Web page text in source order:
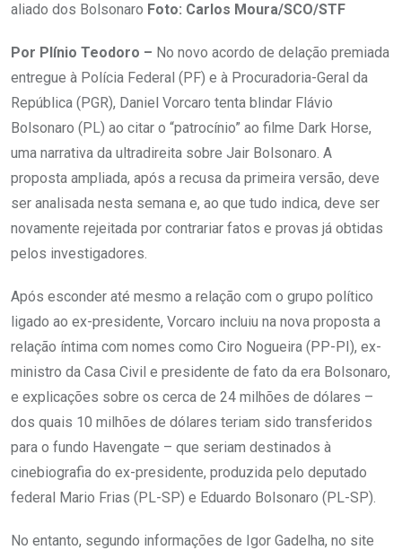
aliado dos Bolsonaro Foto: Carlos Moura/SCO/STF
Por Plínio Teodoro – No novo acordo de delação premiada
entregue à Polícia Federal (PF) e à Procuradoria-Geral da
República (PGR), Daniel Vorcaro tenta blindar Flávio
Bolsonaro (PL) ao citar o “patrocínio” ao filme Dark Horse,
uma narrativa da ultradireita sobre Jair Bolsonaro. A
proposta ampliada, após a recusa da primeira versão, deve
ser analisada nesta semana e, ao que tudo indica, deve ser
novamente rejeitada por contrariar fatos e provas já obtidas
pelos investigadores.
Após esconder até mesmo a relação com o grupo político
ligado ao ex-presidente, Vorcaro incluiu na nova proposta a
relação íntima com nomes como Ciro Nogueira (PP-PI), ex-
ministro da Casa Civil e presidente de fato da era Bolsonaro,
e explicações sobre os cerca de 24 milhões de dólares –
dos quais 10 milhões de dólares teriam sido transferidos
para o fundo Havengate – que seriam destinados à
cinebiografia do ex-presidente, produzida pelo deputado
federal Mario Frias (PL-SP) e Eduardo Bolsonaro (PL-SP).
No entanto, segundo informações de Igor Gadelha, no site